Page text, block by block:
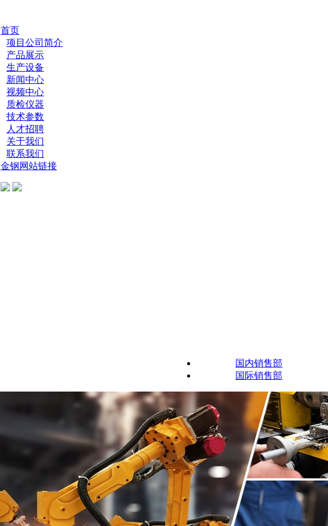
首页
项目公司简介
产品展示
生产设备
新闻中心
视频中心
质检仪器
技术参数
人才招聘
关于我们
联系我们
金钢网站链接
国内销售部
国际销售部